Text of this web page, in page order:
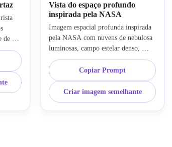
de
ficção
Vista do espaço profundo
inspirada pela NASA
Imagem espacial profunda inspirada
pela NASA com nuvens de nebulosa
luminosas, campo estelar denso,
galáxias distantes, realismo científico
misturado com cores dramáticas,
texturas cósmicas ultra-detalhadas,
azuis ricos, magentas e destaques
dourados, composição expansiva,
estética nítida da foto do telescópio,
Copiar Prompt
Criar imagem semelhante